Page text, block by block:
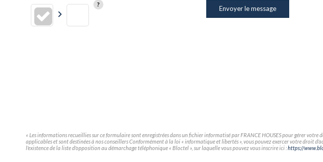
Envoyer le message
« Les informations recueillies sur ce formulaire sont enregistrées dans un fichier informatisé par FRANCE HOUSES pour gérer
applicables et sont destinées à nos conseillers Conformément à la loi « informatique et libertés », vous pouvez exercer votre droit
l'existence de la liste d'opposition au démarchage téléphonique « Bloctel », sur laquelle vous pouvez vous inscrire ici :https://